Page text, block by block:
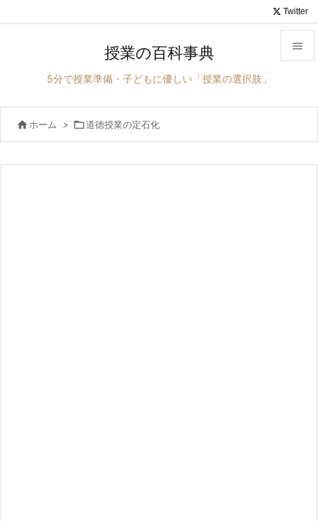


前へ
Twitter
授業の百科事典
5分で授業準備・子どもに優しい「授業の選択肢」
 ホーム > 道徳授業の定石化